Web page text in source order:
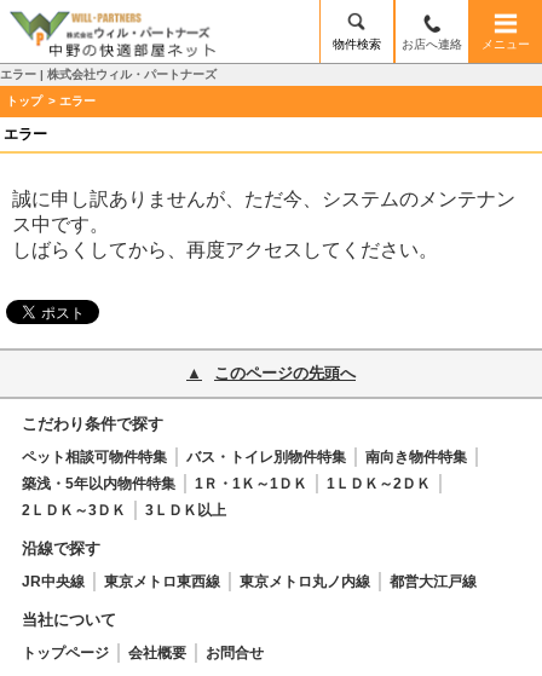
物件検索 お店へ連絡 メニュー
エラー | 株式会社ウィル・パートナーズ
トップ > エラー
エラー
誠に申し訳ありませんが、ただ今、システムのメンテナン
ス中です。
しばらくしてから、再度アクセスしてください。
このページの先頭へ
こだわり条件で探す
ペット相談可物件特集 バス・トイレ別物件特集
南向き物件特集
築浅・5年以内物件特集
1Ｒ・1Ｋ～1ＤＫ
1ＬＤＫ～2ＤＫ
2ＬＤＫ～3ＤＫ
3ＬＤＫ以上
沿線で探す
JR中央線 東京メトロ東西線 東京メトロ丸ノ内線 都営大江戸線
当社について
トップページ 会社概要 お問合せ